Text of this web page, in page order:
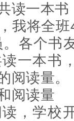
一本书
将全班
各个书
一本书
阅读量。
阅读量
学校